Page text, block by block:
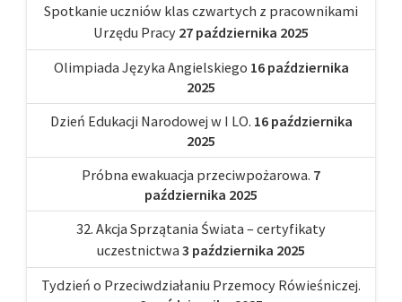
Spotkanie uczniów klas czwartych z pracownikami
Urzędu Pracy 27 października 2025
Olimpiada Języka Angielskiego 16 października
2025
Dzień Edukacji Narodowej w I LO. 16 października
2025
Próbna ewakuacja przeciwpożarowa. 7
października 2025
32. Akcja Sprzątania Świata – certyfikaty
uczestnictwa 3 października 2025
Tydzień o Przeciwdziałaniu Przemocy Rówieśniczej.